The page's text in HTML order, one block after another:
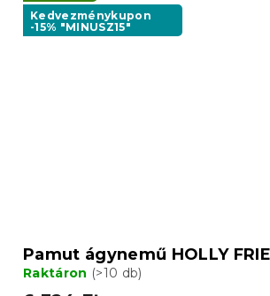
Kedvezménykupon
-15% "MINUSZ15"
Pamut ágynemű HOLLY
Raktáron (>10 db)